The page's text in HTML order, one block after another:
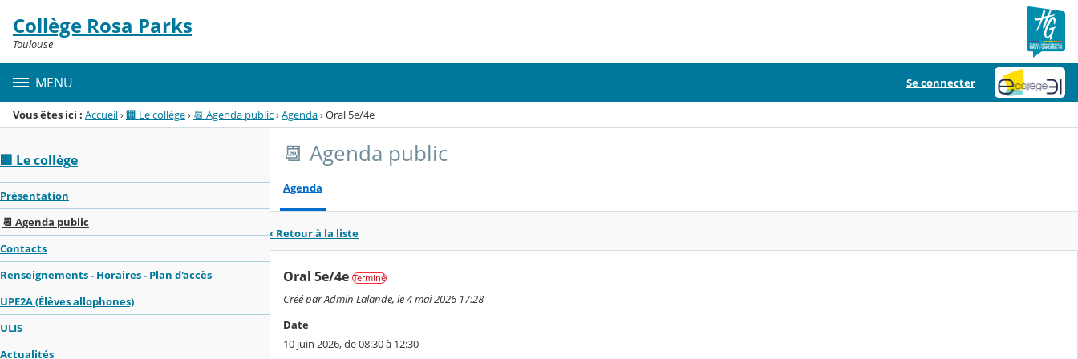
Menu de la rubrique
Contenu
Collège Rosa Parks
Toulouse
MENU Se connecter
Vous êtes ici : Accueil›🏢 Le collège› 📆 Agenda public›Agenda›Oral 5e/4e
🏢 Le collège
Présentation
📆 Agenda public
Contacts
Renseignements - Horaires - Plan d'accès
UPE2A (Élèves allophones)
ULIS
Actualités
📆 Agenda public
Agenda
‹ Retour à la liste
Oral 5e/4e Terminé
Créé par Admin Lalande, le 4 mai 2026 17:28
Date
10 juin 2026, de 08:30 à 12:30